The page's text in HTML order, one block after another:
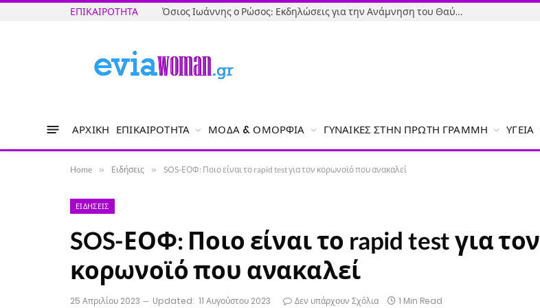
ΕΠΙΚΑΙΡΌΤΗΤΑ Όσιος Ιωάννης ο Ρώσος: Εκδηλώσεις για την Ανάμνηση του Θαύματος της κατάσβεσης της φωτιάς – Το πρόγραμμα
ΑΡΧΙΚΉ ΕΠΙΚΑΙΡΌΤΗΤΑ ΜΌΔΑ & ΟΜΟΡΦΙΆ ΓΥΝΑΊΚΕΣ ΣΤΗΝ ΠΡΏΤΗ ΓΡΑΜΜΉ ΥΓΕΊΑ
Home » Ειδήσεις » SOS-ΕΟΦ: Ποιο είναι το rapid test για τον κορωνοϊό που ανακαλεί
ΕΙΔΉΣΕΙΣ
SOS-ΕΟΦ: Ποιο είναι το rapid test για τον
κορωνοϊό που ανακαλεί
25 Απριλίου 2023 Updated: 11 Αυγούστου 2023 Δεν υπάρχουν Σχόλια 1 Min Read